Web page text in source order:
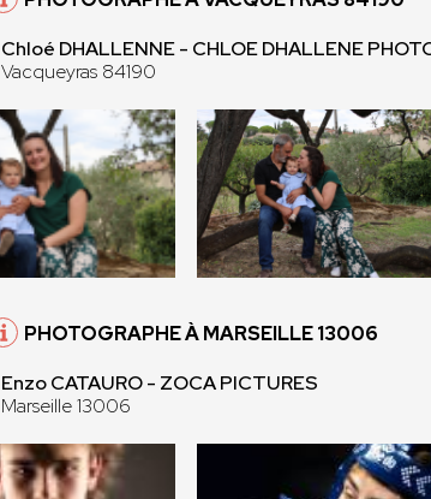
Chloé DHALLENNE - CHLOE DHALLENE
Vacqueyras 84190
PHOTOGRAPHE À MARSEILLE 13006
Enzo CATAURO - ZOCA PICTURES
Marseille 13006